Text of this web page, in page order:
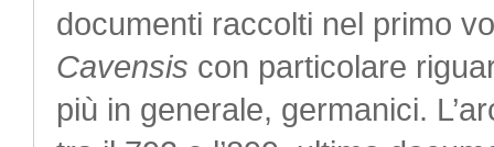
documenti raccolti nel primo
Cavensis con particolare
più in generale, germanici.